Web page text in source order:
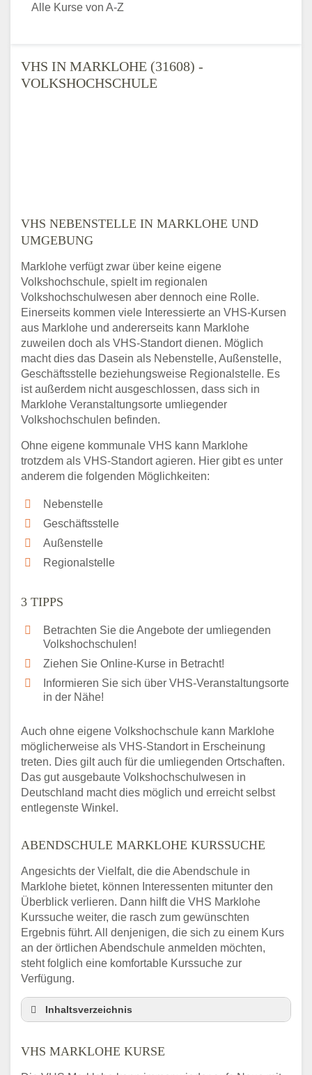
VHS IN MARKLOHE (31608) -
VOLKSHOCHSCHULE
VHS NEBENSTELLE IN MARKLOHE UND
UMGEBUNG
Marklohe verfügt zwar über keine eigene
Volkshochschule, spielt im regionalen
Volkshochschulwesen aber dennoch eine Rolle.
Einerseits kommen viele Interessierte an VHS-Kursen
aus Marklohe und andererseits kann Marklohe
zuweilen doch als VHS-Standort dienen. Möglich
macht dies das Dasein als Nebenstelle, Außenstelle,
Geschäftsstelle beziehungsweise Regionalstelle. Es
ist außerdem nicht ausgeschlossen, dass sich in
Marklohe Veranstaltungsorte umliegender
Volkshochschulen befinden.
Ohne eigene kommunale VHS kann Marklohe
trotzdem als VHS-Standort agieren. Hier gibt es unter
anderem die folgenden Möglichkeiten:
Nebenstelle
Geschäftsstelle
Außenstelle
Regionalstelle
3 TIPPS
Betrachten Sie die Angebote der umliegenden
Volkshochschulen!
Ziehen Sie Online-Kurse in Betracht!
Informieren Sie sich über VHS-Veranstaltungsorte
in der Nähe!
Auch ohne eigene Volkshochschule kann Marklohe
möglicherweise als VHS-Standort in Erscheinung
treten. Dies gilt auch für die umliegenden Ortschaften.
Das gut ausgebaute Volkshochschulwesen in
Deutschland macht dies möglich und erreicht selbst
entlegenste Winkel.
ABENDSCHULE MARKLOHE KURSSUCHE
Angesichts der Vielfalt, die die Abendschule in
Marklohe bietet, können Interessenten mitunter den
Überblick verlieren. Dann hilft die VHS Marklohe
Kurssuche weiter, die rasch zum gewünschten
Ergebnis führt. All denjenigen, die sich zu einem Kurs
an der örtlichen Abendschule anmelden möchten,
steht folglich eine komfortable Kurssuche zur
Verfügung.
Inhaltsverzeichnis
Umgebung
VHS MARKLOHE KURSE
Alle Kurse von A-Z